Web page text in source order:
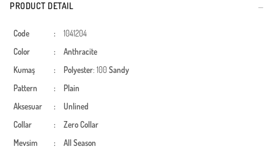
PRODUCT DETAIL
Code :
1041204
Color
:
Anthracite
Kumaş
: Polyester: 100Sandy
Pattern
:
Plain
Aksesuar
:
Unlined
Collar
:
Zero Collar
Mevsim
:
All Season